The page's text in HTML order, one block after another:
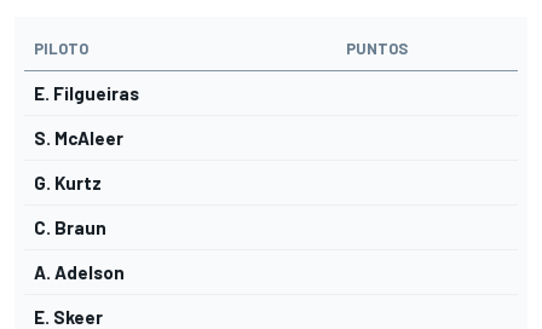
PILOTO PUNTOS
E. Filgueiras
S. McAleer
G. Kurtz
C. Braun
A. Adelson
E. Skeer